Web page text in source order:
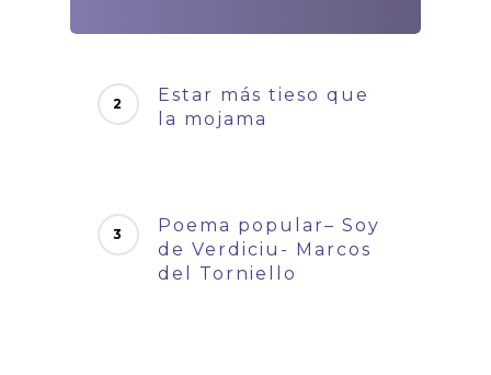
Estar más tieso que
la mojama
Poema popular– Soy
de Verdiciu- Marcos
del Torniello